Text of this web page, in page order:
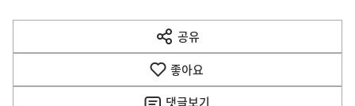
다
음
공유
열
기
좋아요
댓글보기